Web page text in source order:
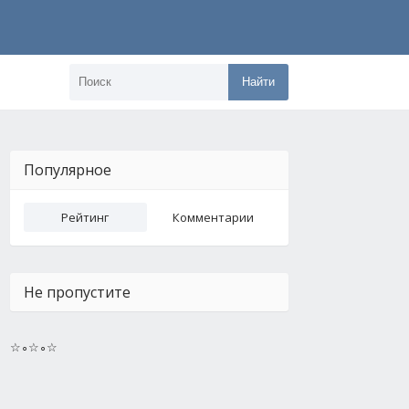
Найти
Популярное
Рейтинг Комментарии
Не пропустите
☆∘☆∘☆